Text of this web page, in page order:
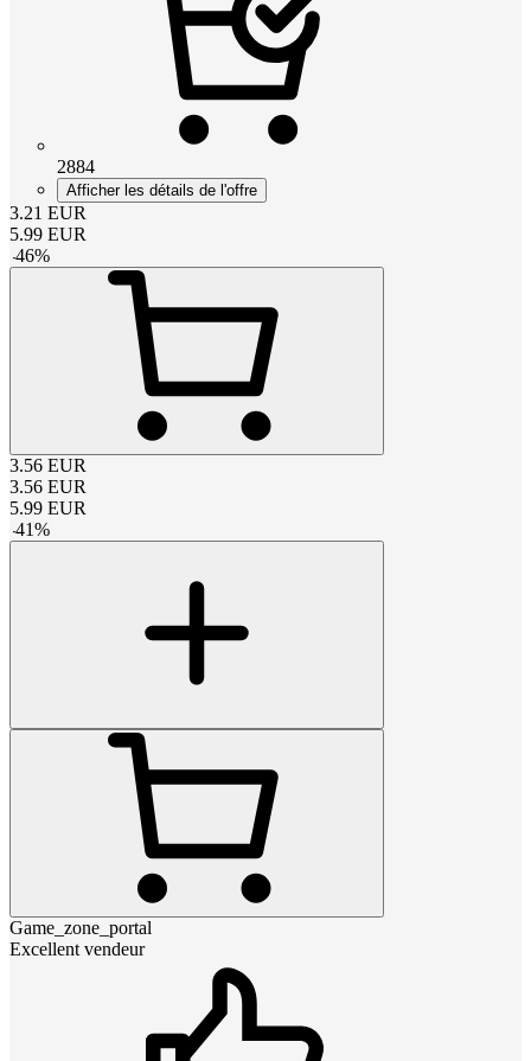
2884
Afficher les détails de l'offre
3.21 EUR
5.99 EUR
-46%
3.56 EUR
3.56 EUR
5.99 EUR
-41%
Game_zone_portal
Excellent vendeur